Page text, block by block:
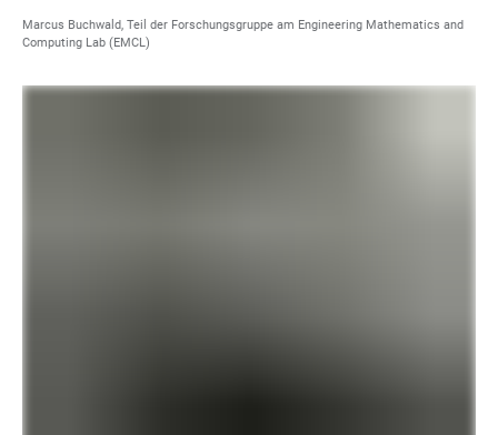
Marcus Buchwald, Teil der Forschungsgruppe am Engineering Mathematics and
Computing Lab (EMCL)